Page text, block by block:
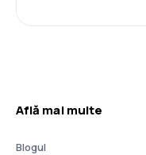
Află mai multe
Blogul